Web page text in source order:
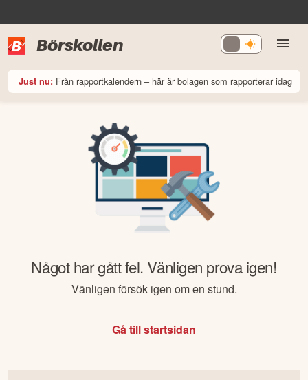
Börskollen
Just nu: Från rapportkalendern – här är bolagen som rapporterar idag
Något har gått fel. Vänligen prova igen!
Vänligen försök igen om en stund.
Gå till startsidan